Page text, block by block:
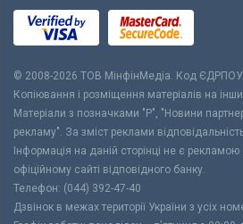
© 2008-2026 ТОВ МiнфiнМедiа. Код
Копіювання і розміщення матеріалів на
Матеріали з позначками "Р", "Новини
рекламу". За зміст реклами
Інформація на даній сторінці не є
офіційному сайті відповідного банку.
Телефон: (044) 392-47-40
Дзвінок в межах території України з усіх